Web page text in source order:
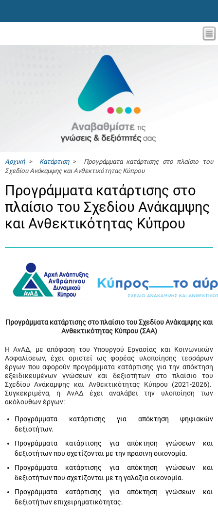
Αρχική> Κατάρτιση> Προγράμματα κατάρτισης στο πλαίσιο του
Σχεδίου Ανάκαμψης και Ανθεκτικότητας Κύπρου
Προγράμματα κατάρτισης στο
πλαίσιο του Σχεδίου Ανάκαμψης
και Ανθεκτικότητας Κύπρου
Προγράμματα κατάρτισης στο πλαίσιο του Σχεδίου Ανάκαμψης και
Ανθεκτικότητας Κύπρου (ΣΑΑ)
Η ΑνΑΔ, με απόφαση του Υπουργού Εργασίας και Κοινωνικών
Ασφαλίσεων, έχει οριστεί ως φορέας υλοποίησης τεσσάρων
έργων που αφορούν προγράμματα κατάρτισης για την απόκτηση
εξειδικευμένων γνώσεων και δεξιοτήτων στο πλαίσιο του
Σχεδίου Ανάκαμψης και Ανθεκτικότητας Κύπρου (2021-2026).
Συγκεκριμένα, η ΑνΑΔ έχει αναλάβει την υλοποίηση των
ακόλουθων έργων:
Προγράμματα κατάρτισης για απόκτηση ψηφιακών
δεξιοτήτων.
Προγράμματα κατάρτισης για απόκτηση γνώσεων και
δεξιοτήτων που σχετίζονται με την πράσινη οικονομία.
Προγράμματα κατάρτισης για απόκτηση γνώσεων και
δεξιοτήτων που σχετίζονται με τη γαλάζια οικονομία.
Προγράμματα κατάρτισης για απόκτηση γνώσεων και
δεξιοτήτων επιχειρηματικότητας.